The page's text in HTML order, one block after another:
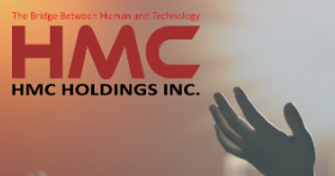
ン
ツ